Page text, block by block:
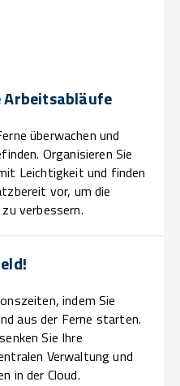
Arbeitsabläufe
überwachen und
Organisieren Sie
Leichtigkeit und finden
vor, um die
verbessern.
indem Sie
aus der Ferne starten.
Sie Ihre
Verwaltung und
in der Cloud.